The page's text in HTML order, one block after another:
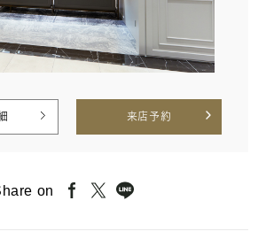
来店予約
on